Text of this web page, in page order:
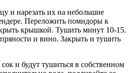
и нарезать их на небольшие
Переложить помидоры к
крышкой. Тушить минут 10-15.
и вино. Закрыть и тушить
и будут тушиться в собственном